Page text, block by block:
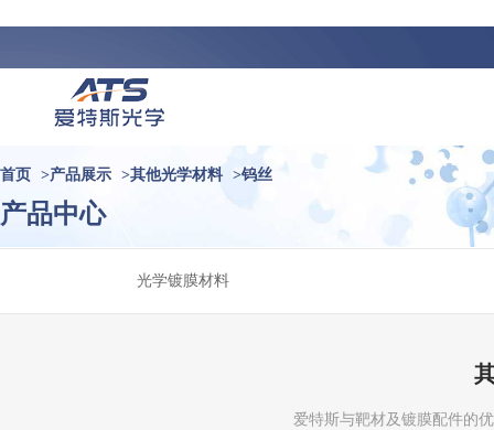
首页 >产品展示 >其他光学材料 >钨丝
产品中心
光学镀膜材料
爱特斯与靶材及镀膜配件的